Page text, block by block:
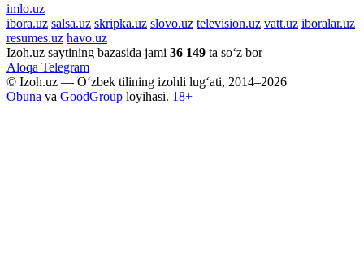
imlo.uz
ibora.uz salsa.uz skripka.uz slovo.uz television.uz vatt.uz iboralar.uz
resumes.uz havo.uz
Izoh.uz saytining bazasida jami 36 149 ta so‘z bor
Aloqa Telegram
© Izoh.uz — O‘zbek tilining izohli lug‘ati, 2014–2026
Obuna va GoodGroup loyihasi. 18+